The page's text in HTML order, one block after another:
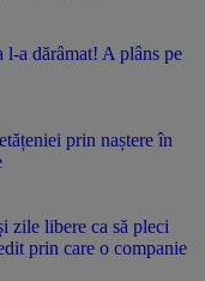
a dărâmat! A plâns pe
prin naștere în
zile libere ca să pleci
prin care o companie